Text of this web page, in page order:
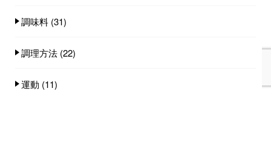
調味料 (31)
調理方法 (22)
運動 (11)